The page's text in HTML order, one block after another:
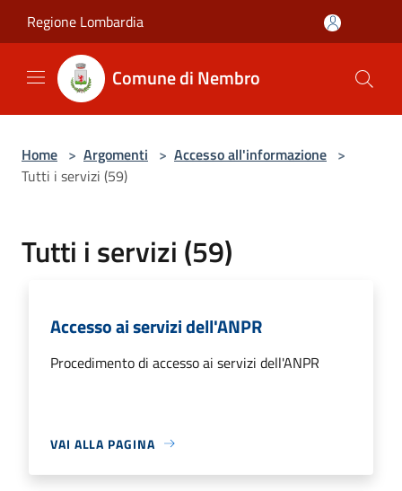
Regione Lombardia
Comune di Nembro
Home > Argomenti > Accesso all'informazione >
Tutti i servizi (59)
Tutti i servizi (59)
Accesso ai servizi dell'ANPR
Procedimento di accesso ai servizi dell'ANPR
VAI ALLA PAGINA